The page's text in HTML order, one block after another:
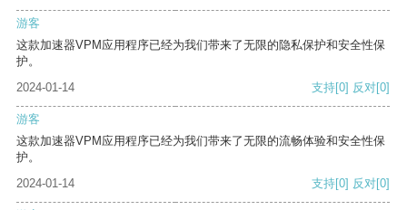
游客
这款加速器VPM应用程序已经为我们带来了无限的隐私保护和安全性保
护。
2024-01-14
支持[0] 反对[0]
游客
这款加速器VPM应用程序已经为我们带来了无限的流畅体验和安全性保
护。
2024-01-14
支持[0] 反对[0]